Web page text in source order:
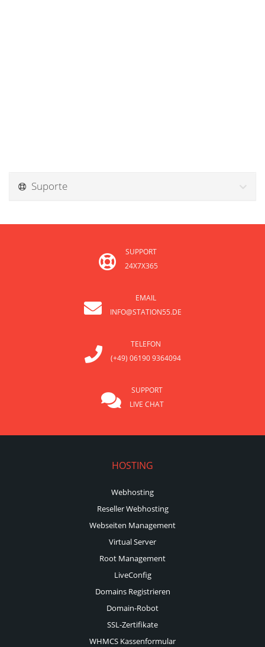
Suporte
SUPPORT
24X7X365
EMAIL
INFO@STATION55.DE
TELEFON
(+49) 06190 9364094
SUPPORT
LIVE CHAT
HOSTING
Webhosting
Reseller Webhosting
Webseiten Management
Virtual Server
Root Management
LiveConfig
Domains Registrieren
Domain-Robot
SSL-Zertifikate
WHMCS Kassenformular